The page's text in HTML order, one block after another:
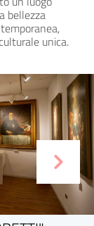
bellezza
unica.